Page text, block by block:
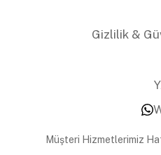
Gizlilik &
Müşteri Hizmetlerimiz